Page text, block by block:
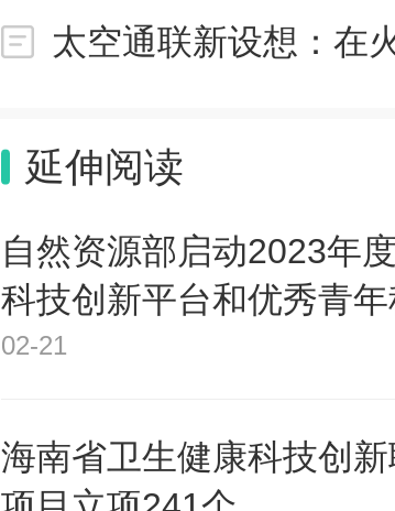
者。他们的目标是使患
缚，并能连续监测患者
天。
太空通联新设想：在
延伸阅读
自然资源部启动2023年
科技创新平台和优秀青年
人才推荐工作
02-21
海南省卫生健康科技创